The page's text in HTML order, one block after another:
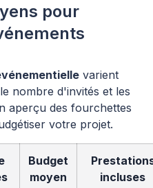
pour
varient
nombre d'invités et les
aperçu des fourchettes
votre projet.
Budget
moyen
incluses